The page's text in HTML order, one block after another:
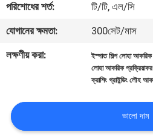
যোগাযোগ
করুন
মামলা
পরিশোধের শর্ত:
টি/টি, এল/সি
যোগানের ক্ষমতা:
300সেট/মাস
লক্ষণীয় করা:
ইস্পাত শিল্প লোহা আকরিক
লোহা আকরিক
ক্রাশিং গ্রাইন্ডিং লৌহ
ভালো দাম